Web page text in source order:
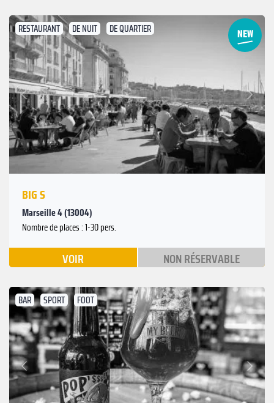
RESTAURANT DE NUIT DE QUARTIER
Précédent
Suivant
BIG S
Marseille 4 (13004)
Nombre de places : 1-30 pers.
VOIR NON RÉSERVABLE
BAR SPORT FOOT
Précédent
Suivant